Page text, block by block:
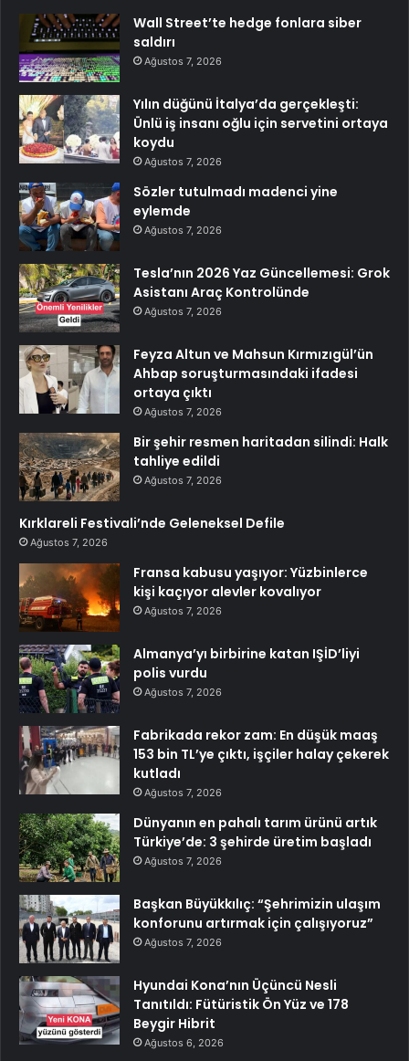
Wall Street’te hedge fonlara siber
saldırı
Ağustos 7, 2026
Yılın düğünü İtalya’da gerçekleşti:
Ünlü iş insanı oğlu için servetini ortaya
koydu
Ağustos 7, 2026
Sözler tutulmadı madenci yine
eylemde
Ağustos 7, 2026
Tesla’nın 2026 Yaz Güncellemesi: Grok
Asistanı Araç Kontrolünde
Ağustos 7, 2026
Feyza Altun ve Mahsun Kırmızıgül’ün
Ahbap soruşturmasındaki ifadesi
ortaya çıktı
Ağustos 7, 2026
Bir şehir resmen haritadan silindi: Halk
tahliye edildi
Ağustos 7, 2026
Kırklareli Festivali’nde Geleneksel Defile
Ağustos 7, 2026
Fransa kabusu yaşıyor: Yüzbinlerce
kişi kaçıyor alevler kovalıyor
Ağustos 7, 2026
Almanya’yı birbirine katan IŞİD’liyi
polis vurdu
Ağustos 7, 2026
Fabrikada rekor zam: En düşük maaş
153 bin TL’ye çıktı, işçiler halay çekerek
kutladı
Ağustos 7, 2026
Dünyanın en pahalı tarım ürünü artık
Türkiye’de: 3 şehirde üretim başladı
Ağustos 7, 2026
Başkan Büyükkılıç: “Şehrimizin ulaşım
konforunu artırmak için çalışıyoruz”
Ağustos 7, 2026
Hyundai Kona’nın Üçüncü Nesli
Tanıtıldı: Fütüristik Ön Yüz ve 178
Beygir Hibrit
Ağustos 6, 2026